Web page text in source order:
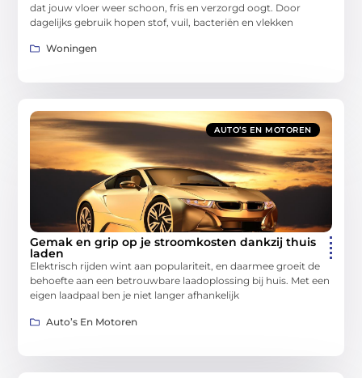
dat jouw vloer weer schoon, fris en verzorgd oogt. Door
dagelijks gebruik hopen stof, vuil, bacteriën en vlekken
Woningen
AUTO’S EN MOTOREN
Gemak en grip op je stroomkosten dankzij thuis
laden
Elektrisch rijden wint aan populariteit, en daarmee groeit de
behoefte aan een betrouwbare laadoplossing bij huis. Met een
eigen laadpaal ben je niet langer afhankelijk
Auto’s En Motoren